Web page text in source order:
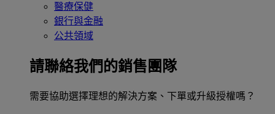
醫療保健
銀行與金融
公共領域
請聯絡我們的銷售團隊
需要協助選擇理想的解決方案、下單或升級授權嗎？